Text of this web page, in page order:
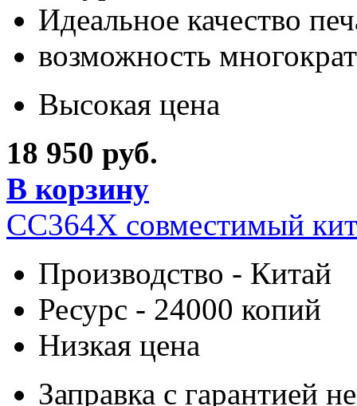
Идеальное качество
возможность
Высокая цена
18 950 руб.
В корзину
CC364X совместимый
Производство - Китай
Ресурс - 24000 копий
Низкая цена
Заправка с гарантией